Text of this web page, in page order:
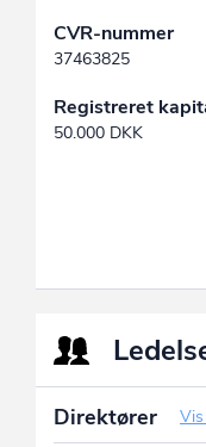
CVR-nummer
37463825
Registreret
50.000 DKK
Direktører